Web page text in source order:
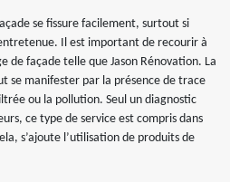
se fissure facilement, surtout si
Il est important de recourir à
de façade telle que Jason Rénovation. La
se manifester par la présence de trace
ou la pollution. Seul un diagnostic
ce type de service est compris dans
s’ajoute l’utilisation de produits de